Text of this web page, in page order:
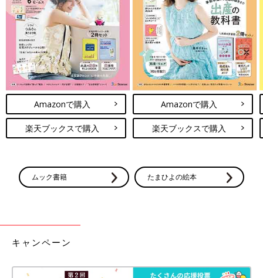
ぴったりのアイテムですよね！デイリーはもちろん、お出かけコ
Amazonで購入
楽天ブックスで購入
Amazonで購入
楽天ブックスで購入
ムック書籍 たまひよの絵本
キャンペーン